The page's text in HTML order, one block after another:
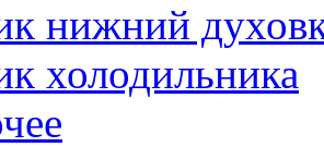
нижний
холодильника